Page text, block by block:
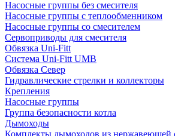
Насосные группы без смесителя
Насосные группы с теплообменником
Насосные группы со смесителем
Сервоприводы для смесителя
Обвязка Uni-Fitt
Система Uni-Fitt UMB
Обвязка Север
Гидравлические стрелки и коллекторы
Крепления
Насосные группы
Группа безопасности котла
Дымоходы
Комплекты дымоходов из нержавеющей